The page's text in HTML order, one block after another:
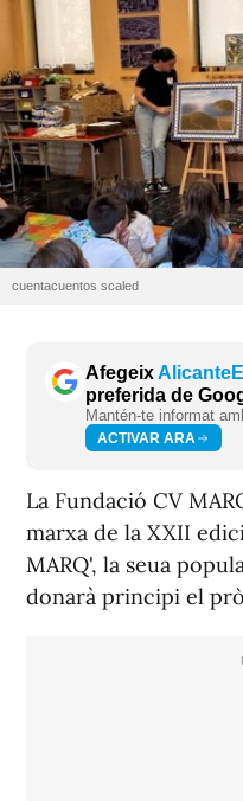
cuentacuentos scaled
Afegeix
preferida de
Mantén-te informat
ACTIVAR ARA
La Fundació CV
marxa de la XXII
MARQ', la seua
donarà principi el